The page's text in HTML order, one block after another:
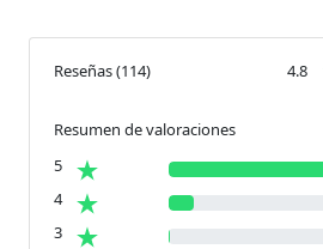
Reseñas(114) 4.8
Resumen de valoraciones
5
4
3